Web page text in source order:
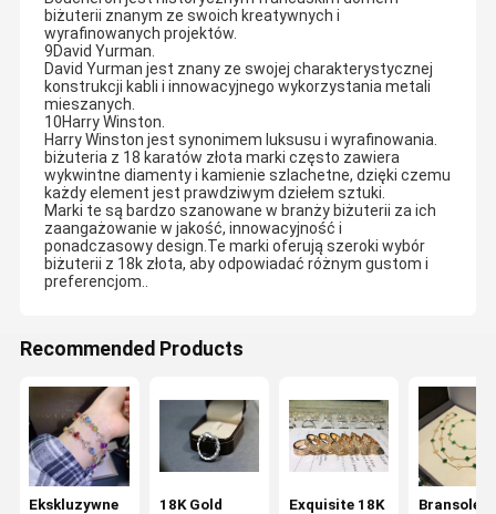
biżuterii znanym ze swoich kreatywnych i
wyrafinowanych projektów.
9David Yurman.
David Yurman jest znany ze swojej charakterystycznej
konstrukcji kabli i innowacyjnego wykorzystania metali
mieszanych.
10Harry Winston.
Harry Winston jest synonimem luksusu i wyrafinowania.
biżuteria z 18 karatów złota marki często zawiera
wykwintne diamenty i kamienie szlachetne, dzięki czemu
każdy element jest prawdziwym dziełem sztuki.
Marki te są bardzo szanowane w branży biżuterii za ich
zaangażowanie w jakość, innowacyjność i
ponadczasowy design.Te marki oferują szeroki wybór
biżuterii z 18k złota, aby odpowiadać różnym gustom i
preferencjom..
Recommended Products
Ekskluzywne
18K Gold
Exquisite 18K